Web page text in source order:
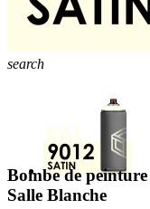
search
Bombe de
Salle Blanche